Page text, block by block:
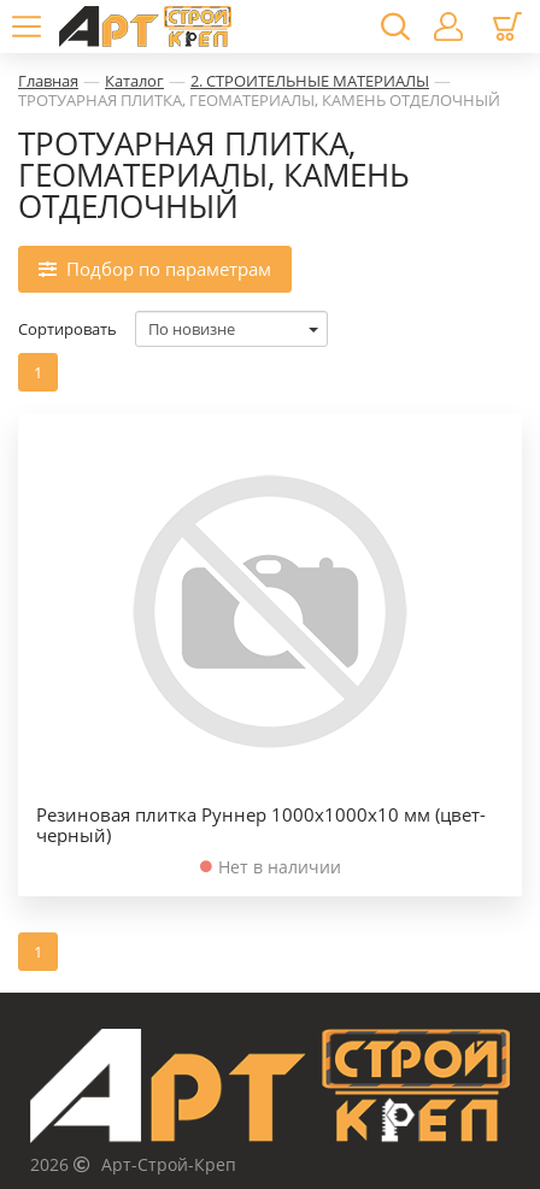
Главная — Каталог — 2. СТРОИТЕЛЬНЫЕ МАТЕРИАЛЫ —
ТРОТУАРНАЯ ПЛИТКА, ГЕОМАТЕРИАЛЫ, КАМЕНЬ ОТДЕЛОЧНЫЙ
ТРОТУАРНАЯ ПЛИТКА,
ГЕОМАТЕРИАЛЫ, КАМЕНЬ
ОТДЕЛОЧНЫЙ
Подбор по параметрам
1
Сортировать
Резиновая плитка Руннер 1000х1000х10 мм (цвет-
черный)
Нет в наличии
1
2026
Арт-Строй-Креп